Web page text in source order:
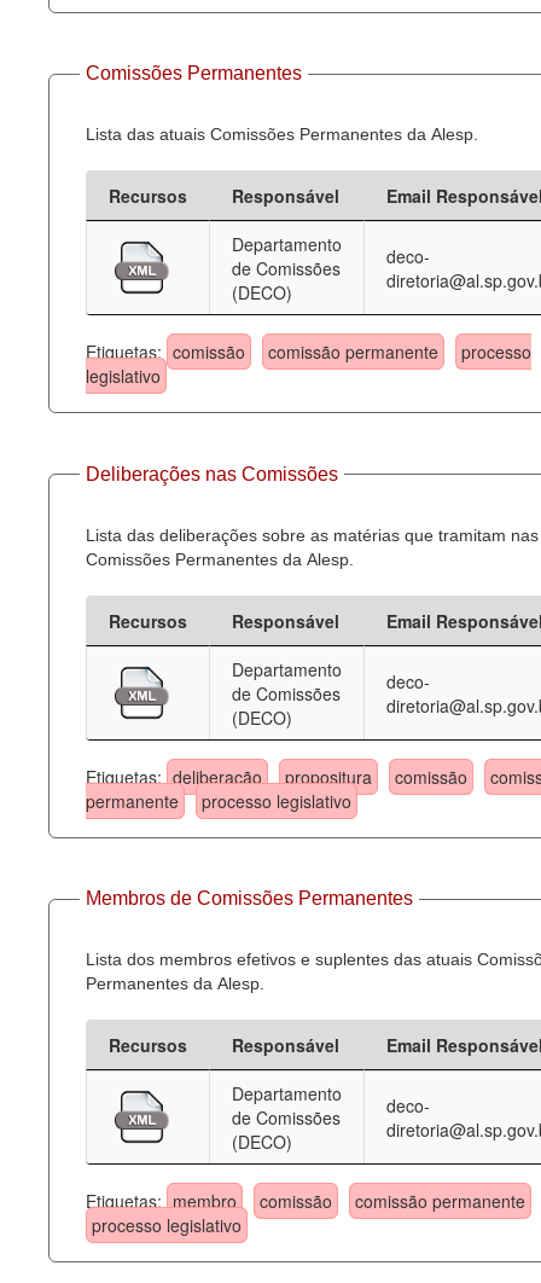
Perguntas frequentes
ContatoComissões Permanentes
Lista das atuais Comissões Permanentes da Alesp.
Recursos Responsável
Email
Departamento
de Comissões
(DECO)
deco-
Etiquetas: comissão comissão permanente
processo
legislativo
Deliberações nas Comissões
Lista das deliberações sobre as matérias que tramitam nas
Comissões Permanentes da Alesp.
Recursos Responsável
Email
Departamento
de Comissões
(DECO)
deco-
Etiquetas: deliberação propositura comissão
permanente
processo legislativo
Membros de Comissões Permanentes
Lista dos membros efetivos e suplentes das atuais
Permanentes da Alesp.
Recursos Responsável
Email
Departamento
de Comissões
(DECO)
deco-
Etiquetas: membro comissão
comissão permanente
processo legislativo